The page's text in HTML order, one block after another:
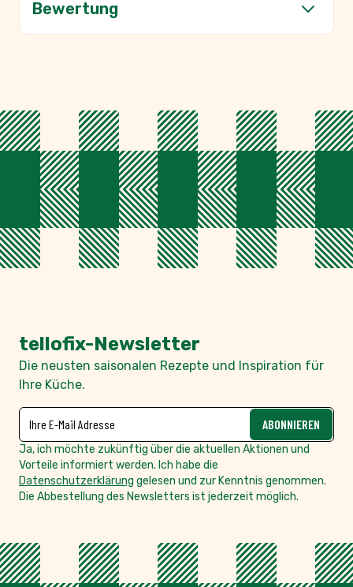
Bewertung
tellofix-Newsletter
Die neusten saisonalen Rezepte und Inspiration für
Ihre Küche.
NEWSLETTER E-Mailadresse
ABONNIEREN
Ja, ich möchte zukünftig über die aktuellen Aktionen und
Vorteile informiert werden. Ich habe die
Datenschutzerklärung gelesen und zur Kenntnis genommen.
Die Abbestellung des Newsletters ist jederzeit möglich.